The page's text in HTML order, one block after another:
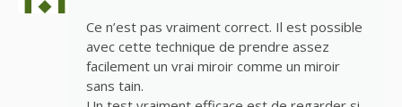
Ce n’est pas vraiment correct. Il est possible
avec cette technique de prendre assez
facilement un vrai miroir comme un miroir
sans tain.